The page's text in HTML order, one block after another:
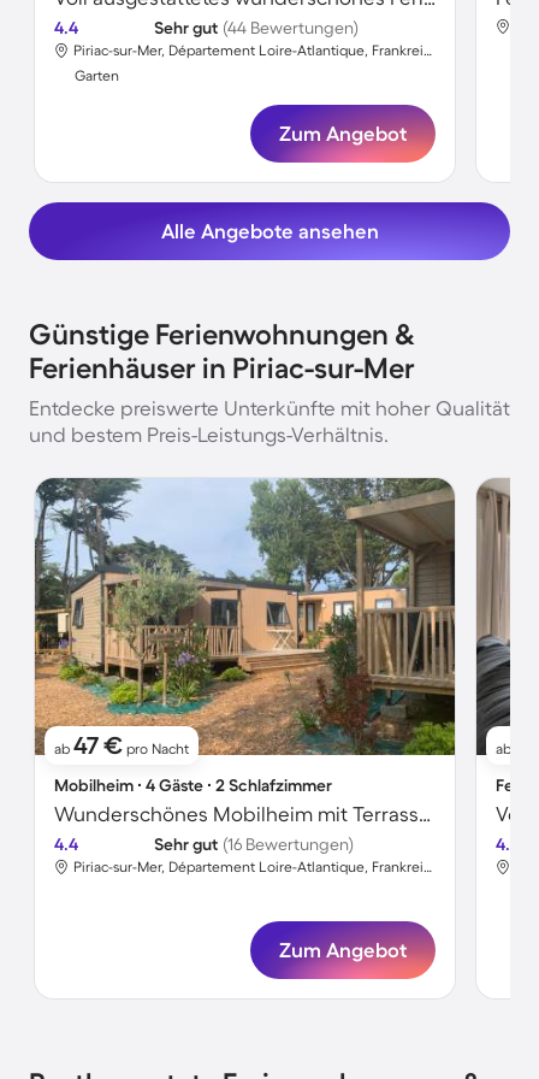
4.4 Sehr gut (44 Bewertungen)
Piriac-sur-Mer, Département Loire-Atlantique, Frankreich
Garten
Zum Angebot
Alle Angebote ansehen
Günstige Ferienwohnungen &
Ferienhäuser in Piriac-sur-Mer
Entdecke preiswerte Unterkünfte mit hoher Qualität
und bestem Preis-Leistungs-Verhältnis.
ab 47 € pro Nacht
Mobilheim ∙ 4 Gäste ∙ 2 Schlafzimmer
Wunderschönes Mobilheim mit Terrasse | Strand in der Nähe
4.4 Sehr gut (16 Bewertungen)
Piriac-sur-Mer, Département Loire-Atlantique, Frankreich
Zum Angebot
ab
4.8